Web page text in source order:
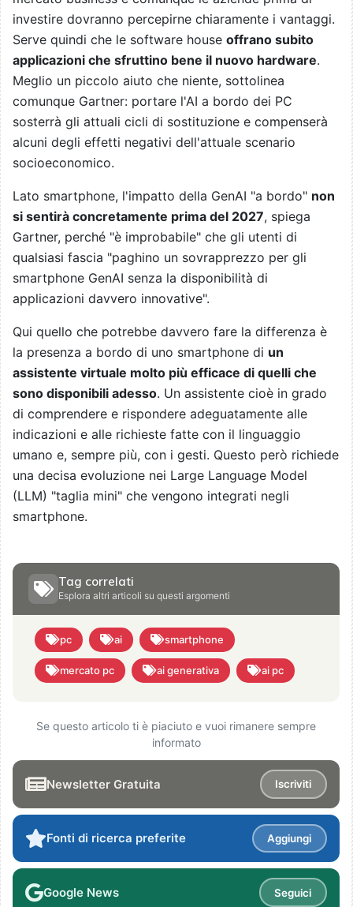
investire dovranno percepirne chiaramente i vantaggi.
Serve quindi che le software house offrano subito
applicazioni che sfruttino bene il nuovo hardware.
Meglio un piccolo aiuto che niente, sottolinea
comunque Gartner: portare l'AI a bordo dei PC
sosterrà gli attuali cicli di sostituzione e compenserà
alcuni degli effetti negativi dell'attuale scenario
socioeconomico.
Lato smartphone, l'impatto della GenAI "a bordo" non
si sentirà concretamente prima del 2027, spiega
Gartner, perché "è improbabile" che gli utenti di
qualsiasi fascia "paghino un sovrapprezzo per gli
smartphone GenAI senza la disponibilità di
applicazioni davvero innovative".
Qui quello che potrebbe davvero fare la differenza è
la presenza a bordo di uno smartphone di un
assistente virtuale molto più efficace di quelli che
sono disponibili adesso. Un assistente cioè in grado
di comprendere e rispondere adeguatamente alle
indicazioni e alle richieste fatte con il linguaggio
umano e, sempre più, con i gesti. Questo però richiede
una decisa evoluzione nei Large Language Model
(LLM) "taglia mini" che vengono integrati negli
smartphone.
Tag correlati
Esplora altri articoli su questi argomenti
pc ai smartphone
mercato pc ai generativa ai pc
Se questo articolo ti è piaciuto e vuoi rimanere sempre
informato
Newsletter Gratuita Iscriviti
Fonti di ricerca preferite Aggiungi
Google News Seguici